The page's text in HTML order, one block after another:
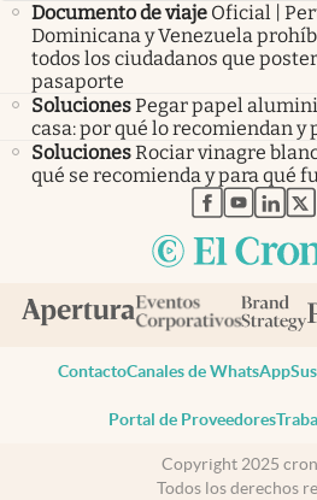
Documento de viaje Oficial |
Dominicana y Venezuela
todos los ciudadanos que
pasaporte
SolucionesPegar papel
casa: por qué lo recomiendan y
SolucionesRociar vinagre
qué se recomienda y para qué
abre enabre en
ContactoCanales de WhatsApp
Portal de Proveedores
Copyright 2025
Todos los derechos